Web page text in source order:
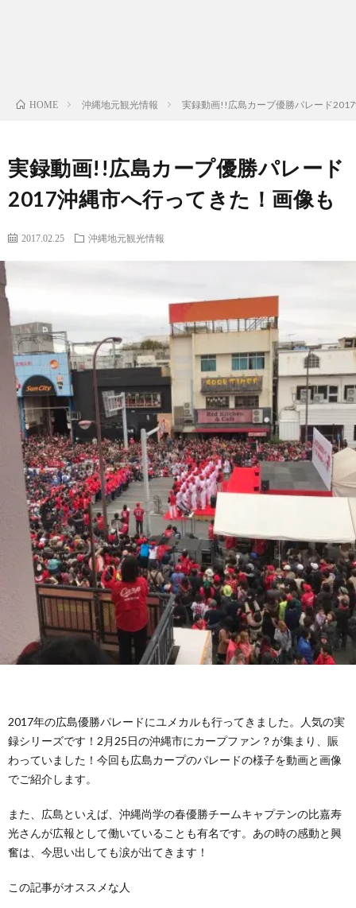
HOME 沖縄地元観光情報 実録動画!!広島カープ優勝パレード
実録動画!!広島カープ優勝パレード
2017沖縄市へ行ってきた！画像も
2017.02.25 沖縄地元観光情報
2017年の広島優勝パレードにユメカルも行ってきました。人気の実
録シリーズです！2月25日の沖縄市にカープファン？が集まり、賑
わっていました！今回も広島カープのパレードの様子を動画と画像
でご紹介します。
また、広島といえば、沖縄尚学の春優勝チームキャプテンの比嘉寿
光さんが広報として働いていることも有名です。あの時の感動と興
奮は、今思い出しても涙が出てきます！
この記事がオススメな人